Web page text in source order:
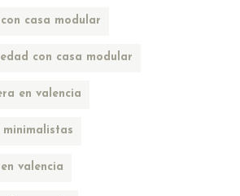
casa modular
con casa modular
en valencia
minimalistas
valencia